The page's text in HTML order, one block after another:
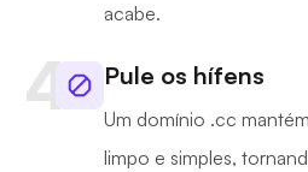
acabe.
Pule os hífens
Um domínio .cc
limpo e simples,